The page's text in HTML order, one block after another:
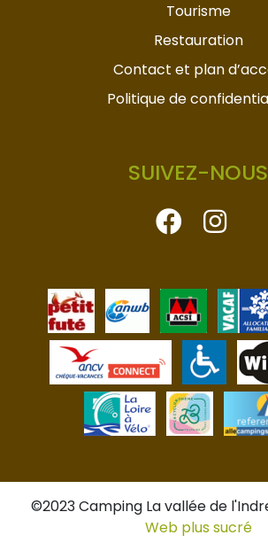
Tourisme
Restauration
Contact et plan
Politique de
SUIVEZ-NOUS
©2023 Camping La vallée de
Web plus sucré